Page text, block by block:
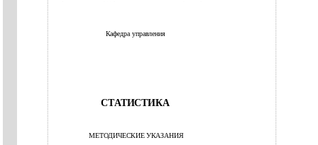
Кафедра управления
СТАТИСТИКА
МЕТОДИЧЕСКИЕ УКАЗАНИЯ